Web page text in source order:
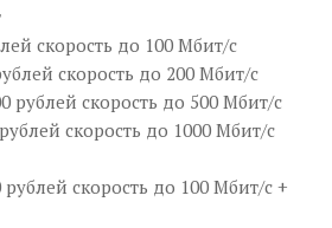
скорость до 100 Мбит/с
скорость до 200 Мбит/с
рублей скорость до 500 Мбит/с
скорость до 1000 Мбит/с
рублей скорость до 100 Мбит/с +